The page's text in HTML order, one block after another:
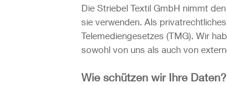
Die Striebel Textil GmbH nimmt
sie verwenden. Als
Telemediengesetzes (TMG). Wir
sowohl von uns als auch von
Wie schützen wir Ihre Daten?